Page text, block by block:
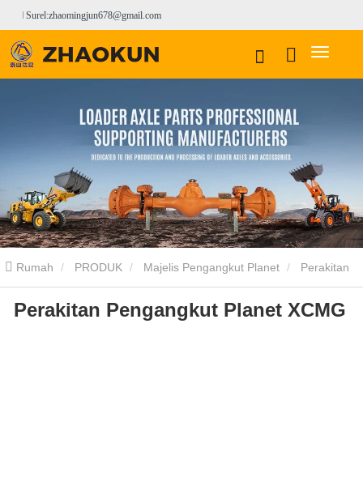
Surel:zhaomingjun678@gmail.com
Rumah PRODUK Majelis Pengangkut Planet Perakitan
Pengangkut Planet XCMG Perakitan Pengangkut Planet XCMG
Perakitan Pengangkut Planet XCMG